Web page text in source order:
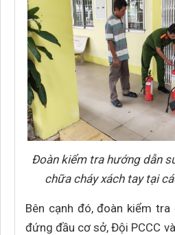
Đoàn kiểm tra hướng dẫn
chữa cháy xách tay tại
Bên cạnh đó, đoàn kiểm
đứng đầu cơ sở, Đội PCCC